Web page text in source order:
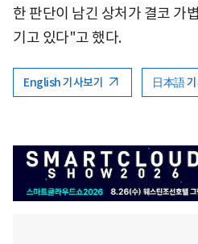
한 판단이 남긴 상처가 결코 가
기고 있다"고 했다.
English 기사보기 日本語